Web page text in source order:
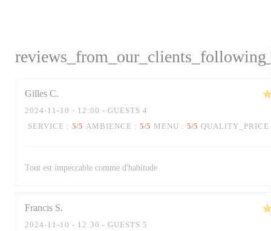
Gilles C
2024-11-10 - 12:00 - GUESTS 4
SERVICE : 5/5 AMBIENCE : 5/5 MENU : 5/5 QUALITY_PRICE
Tout est impeccable comme d'habitude
Francis S
2024-11-10 - 12:30 - GUESTS 5